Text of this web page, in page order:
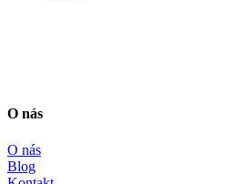
O nás
O nás
Blog